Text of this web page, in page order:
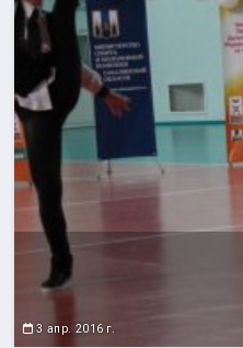
3 апр. 2016 г.